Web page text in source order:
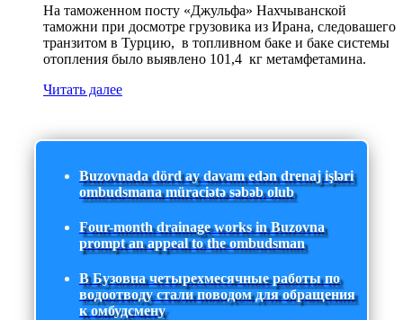
На таможенном посту «Джульфа» Нахчыванской
таможни при досмотре грузовика из Ирана, следовашего
транзитом в Турцию, в топливном баке и баке системы
отопления было выявлено 101,4 кг метамфетамина.
Читать далее
Buzovnada dörd ay davam edən drenaj işləri
ombudsmana müraciətə səbəb olub
Four-month drainage works in Buzovna
prompt an appeal to the ombudsman
В Бузовна четырехмесячные работы по
водоотводу стали поводом для обращения
к омбудсмену